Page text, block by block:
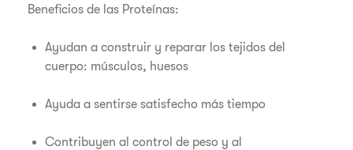
Beneficios de las Proteínas:
Ayudan a construir y reparar los tejidos del
cuerpo: músculos, huesos
Ayuda a sentirse satisfecho más tiempo
Contribuyen al control de peso y al